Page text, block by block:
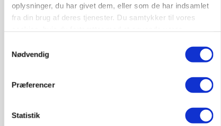
oplysninger, du har givet dem, eller som de har indsamlet
fra din brug af deres tjenester. Du samtykker til vores
Nødvendig
Præferencer
Statistik
Rørlægger / håndmand søges til
dræn/entreprenørarbejde.
06. aug.